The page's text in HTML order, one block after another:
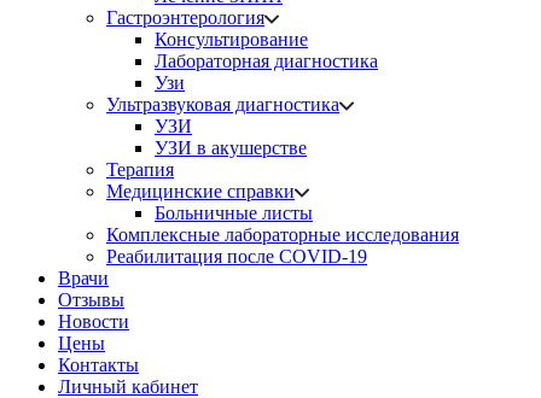
Гастроэнтерология
Консультирование
Лабораторная диагностика
Узи
Ультразвуковая диагностика
УЗИ
УЗИ в акушерстве
Терапия
Медицинские справки
Больничные листы
Комплексные лабораторные исследования
Реабилитация после COVID-19
Врачи
Отзывы
Новости
Цены
Контакты
Личный кабинет